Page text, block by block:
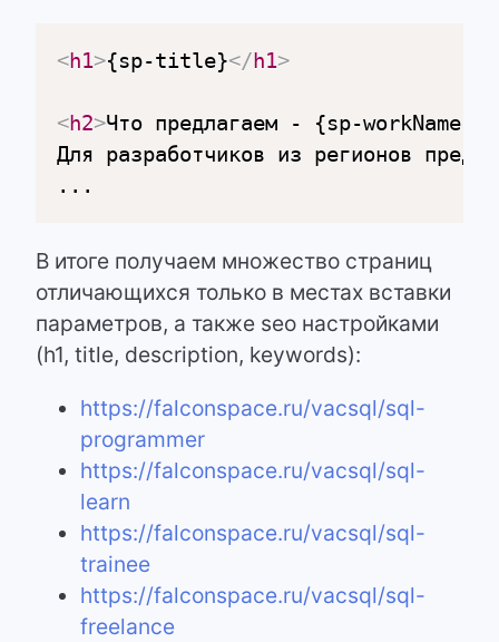
<h1>{sp-title}</h1>
<h2>Что предлагаем - {sp-workName}
Для разработчиков из регионов
...
В итоге получаем множество страниц
отличающихся только в местах вставки
параметров, а также seo настройками
(h1, title, description, keywords):
https://falconspace.ru/vacsql/sql-
programmer
https://falconspace.ru/vacsql/sql-
learn
https://falconspace.ru/vacsql/sql-
trainee
https://falconspace.ru/vacsql/sql-
freelance